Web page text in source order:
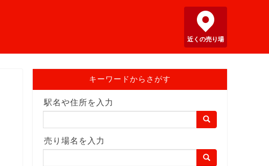
近くの売り場
キーワードからさがす
駅名や住所を入力
売り場名を入力